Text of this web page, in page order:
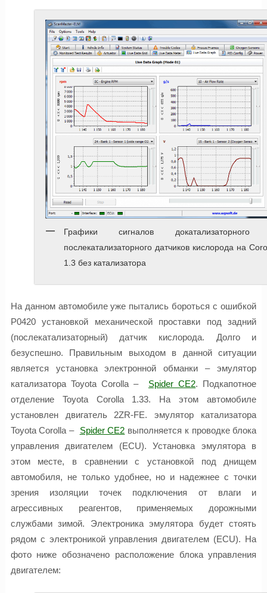
Графики сигналов
послекатализаторного датчиков кислорода на
1.3 без катализатора
На данном автомобиле уже пытались бороться с ошибкой
P0420 установкой механической проставки под задний
(послекатализаторный) датчик кислорода. Долго и
безуспешно. Правильным выходом в данной ситуации
является установка электронной обманки – эмулятор
катализатора Toyota Corolla – Spider CE2. Подкапотное
отделение Toyota Corolla 1.33. На этом автомобиле
установлен двигатель 2ZR-FE. эмулятор катализатора
Toyota Corolla – Spider CE2 выполняется к проводке блока
управления двигателем (ECU). Установка эмулятора в
этом месте, в сравнении с установкой под днищем
автомобиля, не только удобнее, но и надежнее с точки
зрения изоляции точек подключения от влаги и
агрессивных реагентов, применяемых дорожными
службами зимой. Электроника эмулятора будет стоять
рядом с электроникой управления двигателем (ECU). На
фото ниже обозначено расположение блока управления
двигателем: